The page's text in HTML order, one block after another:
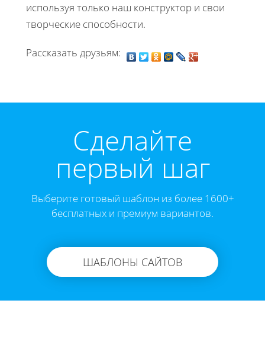
используя только наш конструктор и свои
творческие способности.
Рассказать друзьям:
Cделайте
первый шаг
Выберите готовый шаблон из более 1600+
бесплатных и премиум вариантов.
ШАБЛОНЫ САЙТОВ